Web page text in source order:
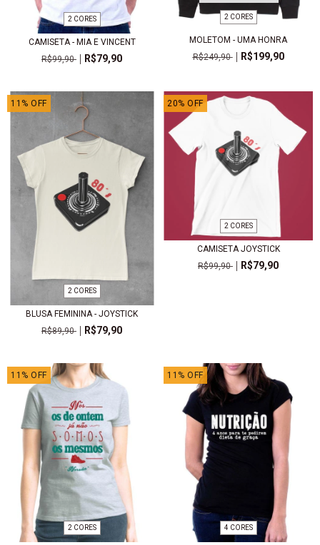
2 CORES
CAMISETA - MIA E VINCENT
R$99,90
R$79,90
2 CORES
MOLETOM - UMA HONRA
R$249,90
R$199,90
11 % OFF
2 CORES
BLUSA FEMININA - JOYSTICK
R$89,90
R$79,90
20% OFF
2 CORES
CAMISETA JOYSTICK
R$99,90
R$79,90
11 % OFF
2 CORES
11 % OFF
4 CORES